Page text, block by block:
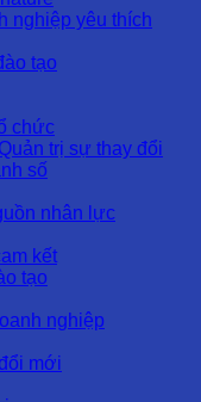
nghiệp yêu thích
tạo
chức
trị sự thay đổi
số
nhân lực
kết
tạo
nghiệp
mới